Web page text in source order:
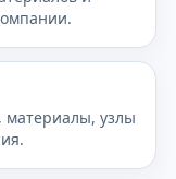
материалы, узлы